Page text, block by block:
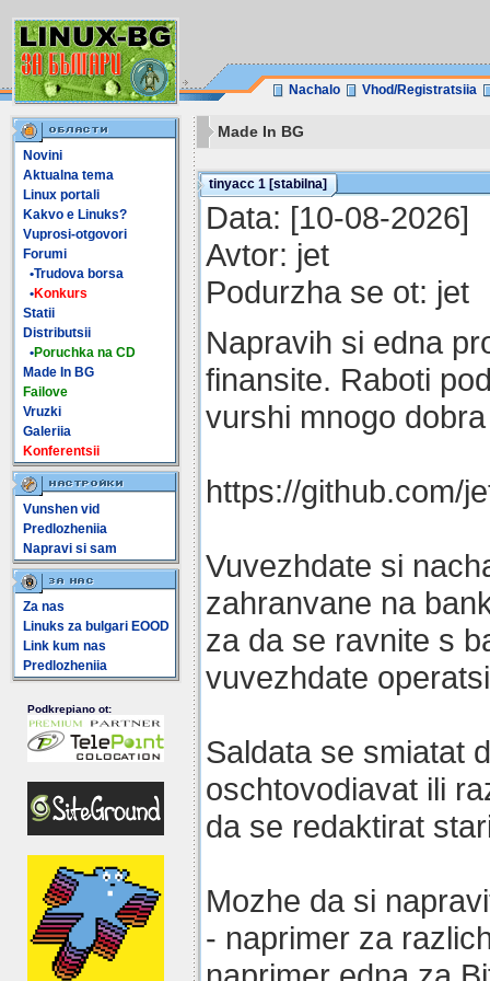
Nachalo Vhod/Registratsiia
Novini
Aktualna tema
Linux portali
Kakvo e Linuks?
Vuprosi-otgovori
Forumi
•Trudova borsa
•Konkurs
Statii
Distributsii
•Poruchka na CD
Made In BG
Failove
Vruzki
Galeriia
Konferentsii
Vunshen vid
Predlozheniia
Napravi si sam
Za nas
Linuks za bulgari EOOD
Link kum nas
Predlozheniia
Podkrepiano ot:
Made In BG
tinyacc 1 [stabilna]
Data: [10-08-2026]
Avtor: jet
Podurzha se ot: jet
Napravih si edna
finansite. Raboti
vurshi mnogo
https://github.com/
Vuvezhdate si
zahranvane na
za da se ravnite s
vuvezhdate
Saldata se smiatat
oschtovodiavat ili
da se redaktirat
Mozhe da si
- naprimer za